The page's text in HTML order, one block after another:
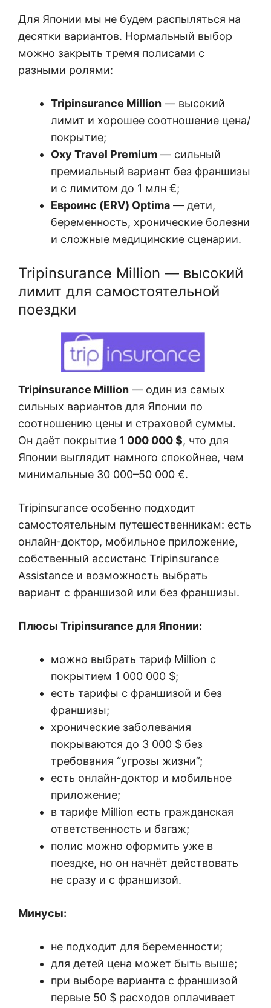
Для Японии мы не будем распыляться на
десятки вариантов. Нормальный выбор
можно закрыть тремя полисами с
разными ролями:
Tripinsurance Million — высокий
лимит и хорошее соотношение цена/
покрытие;
Oxy Travel Premium — сильный
премиальный вариант без франшизы
и с лимитом до 1 млн €;
Евроинс (ERV) Optima — дети,
беременность, хронические болезни
и сложные медицинские сценарии.
Tripinsurance Million — высокий
лимит для самостоятельной
поездки
Tripinsurance Million — один из самых
сильных вариантов для Японии по
соотношению цены и страховой суммы.
Он даёт покрытие 1 000 000 $, что для
Японии выглядит намного спокойнее, чем
минимальные 30 000–50 000 €.
Tripinsurance особенно подходит
самостоятельным путешественникам: есть
онлайн-доктор, мобильное приложение,
собственный ассистанс Tripinsurance
Assistance и возможность выбрать
вариант с франшизой или без франшизы.
Плюсы Tripinsurance для Японии:
можно выбрать тариф Million с
покрытием 1 000 000 $;
есть тарифы с франшизой и без
франшизы;
хронические заболевания
покрываются до 3 000 $ без
требования “угрозы жизни”;
есть онлайн-доктор и мобильное
приложение;
в тарифе Million есть гражданская
ответственность и багаж;
полис можно оформить уже в
поездке, но он начнёт действовать
не сразу и с франшизой.
Минусы:
не подходит для беременности;
для детей цена может быть выше;
при выборе варианта с франшизой
первые 50 $ расходов оплачивает